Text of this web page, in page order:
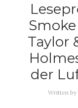
Taylor
der
Written by